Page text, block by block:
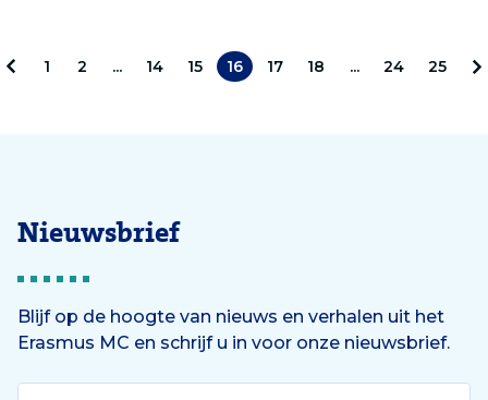
e
1 2 ... 14 15 16 17 18 ... 24
25
Nieuwsbrief
Blijf op de hoogte van nieuws en verhalen uit het
Erasmus MC en schrijf u in voor onze nieuwsbrief.